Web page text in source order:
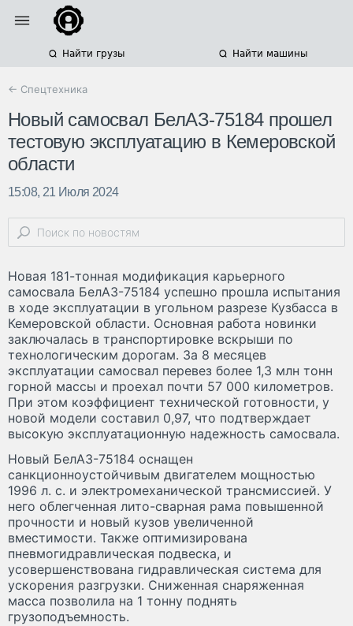
Найти грузы Найти машины
← Спецтехника
Новый самосвал БелАЗ-75184 прошел
тестовую эксплуатацию в Кемеровской
области
15:08, 21 Июля 2024
Новая 181-тонная модификация карьерного
самосвала БелАЗ-75184 успешно прошла испытания
в ходе эксплуатации в угольном разрезе Кузбасса в
Кемеровской области. Основная работа новинки
заключалась в транспортировке вскрыши по
технологическим дорогам. За 8 месяцев
эксплуатации самосвал перевез более 1,3 млн тонн
горной массы и проехал почти 57 000 километров.
При этом коэффициент технической готовности, у
новой модели составил 0,97, что подтверждает
высокую эксплуатационную надежность самосвала.
Новый БелАЗ-75184 оснащен
санкционноустойчивым двигателем мощностью
1996 л. с. и электромеханической трансмиссией. У
него облегченная лито-сварная рама повышенной
прочности и новый кузов увеличенной
вместимости. Также оптимизирована
пневмогидравлическая подвеска, и
усовершенствована гидравлическая система для
ускорения разгрузки. Сниженная снаряженная
масса позволила на 1 тонну поднять
грузоподъемность.